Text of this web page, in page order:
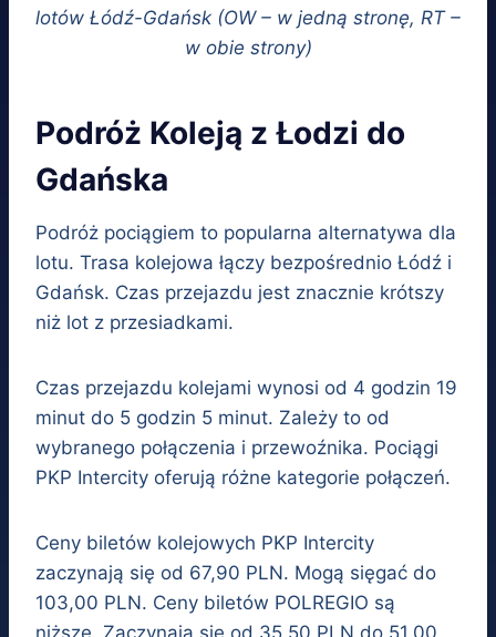
lotów Łódź-Gdańsk (OW – w jedną stronę, RT –
w obie strony)
Podróż Koleją z Łodzi do
Gdańska
Podróż pociągiem to popularna alternatywa dla
lotu. Trasa kolejowa łączy bezpośrednio Łódź i
Gdańsk. Czas przejazdu jest znacznie krótszy
niż lot z przesiadkami.
Czas przejazdu kolejami wynosi od 4 godzin 19
minut do 5 godzin 5 minut. Zależy to od
wybranego połączenia i przewoźnika. Pociągi
PKP Intercity oferują różne kategorie połączeń.
Ceny biletów kolejowych PKP Intercity
zaczynają się od 67,90 PLN. Mogą sięgać do
103,00 PLN. Ceny biletów POLREGIO są
niższe. Zaczynają się od 35,50 PLN do 51,00